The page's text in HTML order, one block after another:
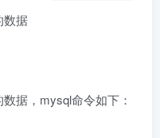
数据
据，mysql命令如下：